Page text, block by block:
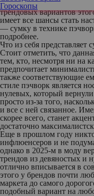
Гороскопы
для вашего гардероба,
трендовых вариантов
имеет все шансы стать
— сумку в технике
подробнее.
Что из себя представляет
Стоит отметить, что
тем, кто, несмотря ни на
предпочитает
также соответствующие
стиле пэчворк является
нулевых, который
просто из-за того,
и все с ней связанное.
скорее всего, станет
достаточно
Еще в прошлом году
инфлюенсеров и не
однако в 2025-м в моду
трендов из девяностых и
отлично вписывается в
этого у брендов почти
маркета до самого
подобный вариант на